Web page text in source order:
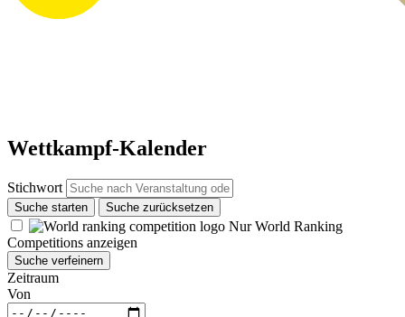
Wettkampf-Kalender
Stichwort
Suche starten Suche zurücksetzen
Nur World Ranking
Competitions anzeigen
Suche verfeinern
Zeitraum
Von